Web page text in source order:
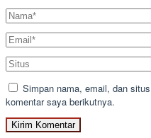
Simpan nama, email, dan
komentar saya berikutnya.